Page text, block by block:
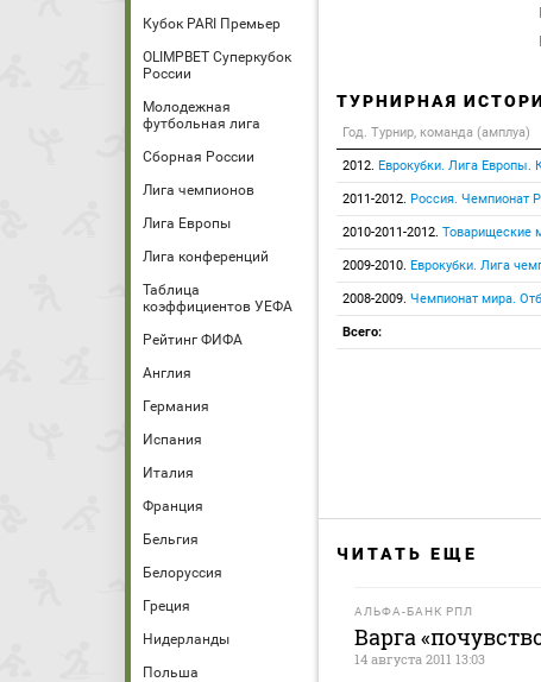
Кубок PARI Премьер
OLIMPBET Суперкубок
России
Молодежная
футбольная лига
Сборная России
Лига чемпионов
Лига Европы
Лига конференций
Таблица
коэффициентов УЕФА
Рейтинг ФИФА
Англия
Германия
Испания
Италия
Франция
Бельгия
Белоруссия
Греция
Нидерланды
Польша
ТУРНИРНАЯ
Год. Турнир, команда (амплуа)
2012. Еврокубки. Лига Европы.
2011-2012. Россия. Чемпионат
2010-2011-2012. Товарищеские
2009-2010. Еврокубки. Лига
2008-2009. Чемпионат мира.
Всего:
ЧИТАТЬ ЕЩЕ
АЛЬФА-БАНК РПЛ
Варга
14 августа 2011 13:03